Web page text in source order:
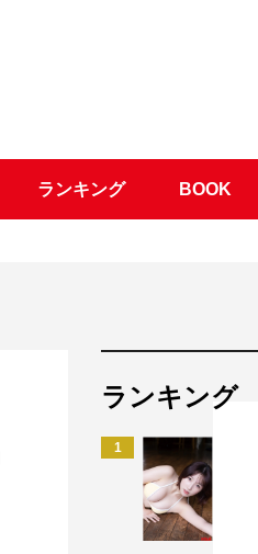
ランキング BOOK
ランキング
1